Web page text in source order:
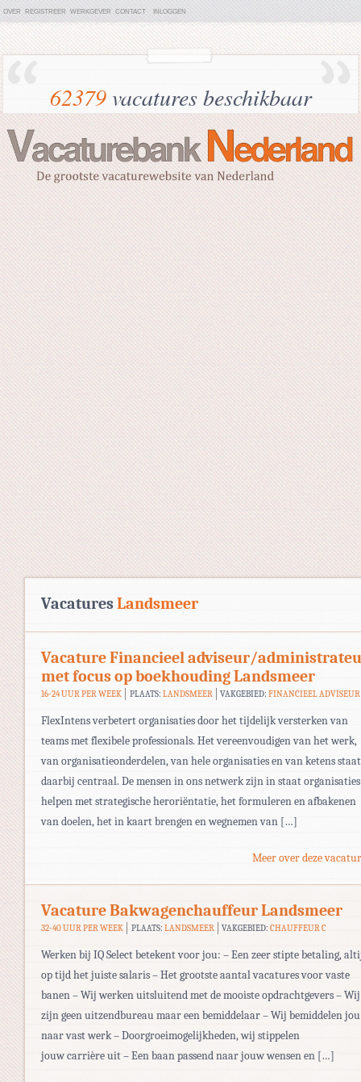
OVER REGISTREER WERKGEVER CONTACT INLOGGEN
62379vacatures beschikbaar
VacaturesLandsmeer
Vacature Financieel adviseur/
met focus op boekhouding Landsmeer
16-24 UUR PER WEEK PLAATS: LANDSMEER VAKGEBIED:FINANCIEEL ADVISEUR
FlexIntens verbetert organisaties door het tijdelijk versterken van
teams met flexibele professionals. Het vereenvoudigen van het werk,
van organisatieonderdelen, van hele organisaties en van ketens staat
daarbij centraal. De mensen in ons netwerk zijn in staat
helpen met strategische heroriëntatie, het formuleren en afbakenen
van doelen, het in kaart brengen en wegnemen van […]
Meer over deze
Vacature Bakwagenchauffeur Landsmeer
32-40 UUR PER WEEK PLAATS: LANDSMEER VAKGEBIED:CHAUFFEUR C
Werken bij IQ Select betekent voor jou: – Een zeer stipte betaling,
op tijd het juiste salaris – Het grootste aantal vacatures voor vaste
banen – Wij werken uitsluitend met de mooiste opdrachtgevers – Wij
zijn geen uitzendbureau maar een bemiddelaar – Wij bemiddelen jou
naar vast werk – Doorgroeimogelijkheden, wij stippelen
jouw carrière uit – Een baan passend naar jouw wensen en […]